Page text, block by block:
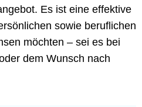
Es ist eine effektive
sowie beruflichen
möchten – sei es bei
dem Wunsch nach